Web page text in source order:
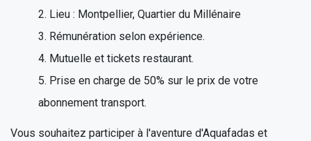
Lieu : Montpellier, Quartier du Millénaire
Rémunération selon expérience.
Mutuelle et tickets restaurant.
Prise en charge de 50% sur le prix de votre
abonnement transport.
Vous souhaitez participer à l'aventure d'Aquafadas et